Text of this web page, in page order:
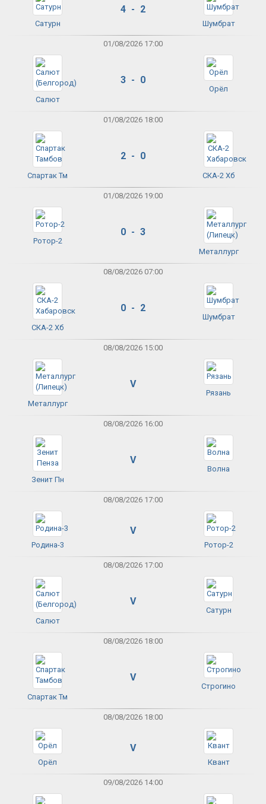
Сатурн
4 - 2
Шумбрат
01/08/2026 17:00
Салют
3 - 0
Орёл
01/08/2026 18:00
Спартак Тм
2 - 0
СКА-2 Хб
01/08/2026 19:00
Ротор-2
0 - 3
Металлург
08/08/2026 07:00
СКА-2 Хб
0 - 2
Шумбрат
08/08/2026 15:00
Металлург
V
Рязань
08/08/2026 16:00
Зенит Пн
V
Волна
08/08/2026 17:00
Родина-3
V
Ротор-2
08/08/2026 17:00
Салют
V
Сатурн
08/08/2026 18:00
Спартак Тм
V
Строгино
08/08/2026 18:00
Орёл
V
Квант
09/08/2026 14:00